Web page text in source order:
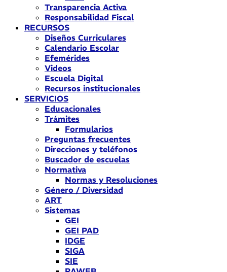
Transparencia Activa
Responsabilidad Fiscal
RECURSOS
Diseños Curriculares
Calendario Escolar
Efemérides
Videos
Escuela Digital
Recursos institucionales
SERVICIOS
Educacionales
Trámites
Formularios
Preguntas frecuentes
Direcciones y teléfonos
Buscador de escuelas
Normativa
Normas y Resoluciones
Género / Diversidad
ART
Sistemas
GEI
GEI PAD
IDGE
SIGA
SIE